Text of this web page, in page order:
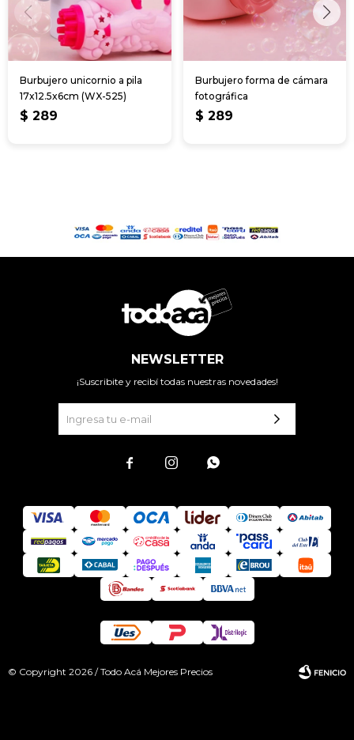
Burbujero unicornio a pila
17x12.5x6cm (WX-525)
$ 289
Burbujero forma de cámara
fotográfica
$ 289
NEWSLETTER
¡Suscribite y recibí todas nuestras novedades!
  
© Copyright 2026 / Todo Acá Mejores Precios